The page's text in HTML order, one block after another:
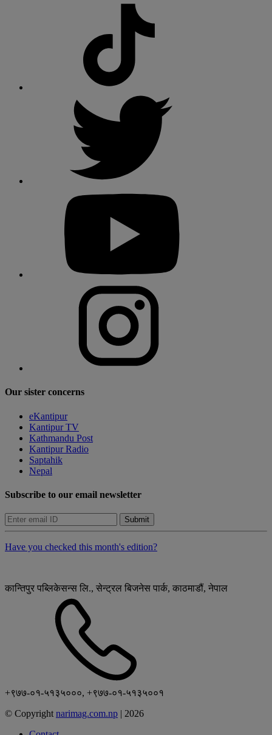
Our sister concerns
eKantipur
Kantipur TV
Kathmandu Post
Kantipur Radio
Saptahik
Nepal
Subscribe to our email newsletter
Submit
Have you checked this month's edition?
कान्तिपुर पब्लिकेसन्स लि., सेन्ट्रल बिजनेस पार्क, काठमाडौं, नेपाल
+९७७-०१-५१३५०००, +९७७-०१-५१३५००१
© Copyright narimag.com.np | 2026